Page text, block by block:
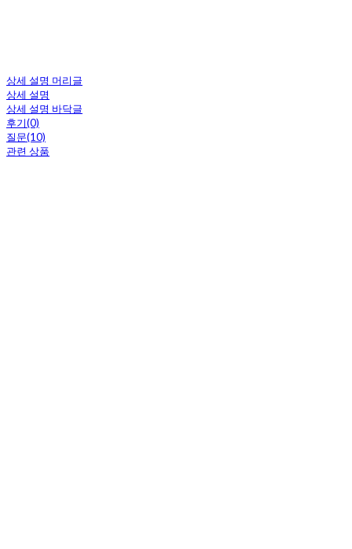
상세 설명 머리글
상세 설명
상세 설명 바닥글
후기(0)
질문(10)
관련 상품